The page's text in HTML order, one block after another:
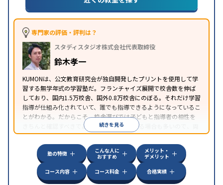
専門家の評価・評判は？
スタディスタジオ株式会社代表取締役
鈴木孝一
KUMONは、公文教育研究会が独自開発したプリントを使用して学
習する無学年式の学習塾だ。フランチャイズ展開で校舎数を伸ば
しており、国内1.5万校舎、国外0.8万校舎にのぼる。それだけ学習
指導が仕組み化されていて、誰でも指導できるようになっているこ
とがわかる。だからこそ、校舎選びでは子どもと指導者の相性を
きちんと確認すべきである。近所に2校舎ある場合も多いので、両
方見学してみることをオススメする。
続きを見る
塾の特徴
こんな人に
おすすめ
メリット・
デメリット
コース内容
コース料金 合格実績